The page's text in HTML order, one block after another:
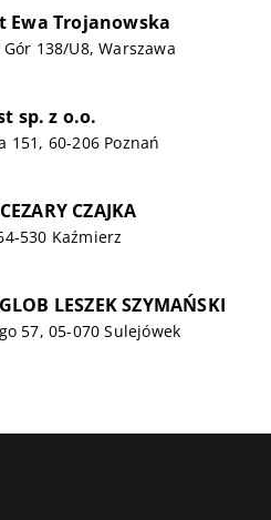
Ewa Trojanowska
138/U8, Warszawa
sp. z o.o.
151, 60-206 Poznań
CZAJKA
530 Kaźmierz
LESZEK SZYMAŃSKI
57, 05-070 Sulejówek